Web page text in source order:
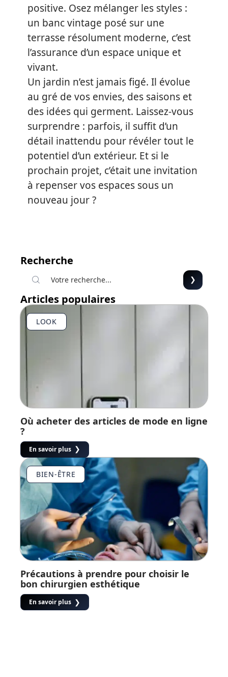
positive. Osez mélanger les styles :
un banc vintage posé sur une
terrasse résolument moderne, c’est
l’assurance d’un espace unique et
vivant.
Un jardin n’est jamais figé. Il évolue
au gré de vos envies, des saisons et
des idées qui germent. Laissez-vous
surprendre : parfois, il suffit d’un
détail inattendu pour révéler tout le
potentiel d’un extérieur. Et si le
prochain projet, c’était une invitation
à repenser vos espaces sous un
nouveau jour ?
Recherche
Articles populaires
LOOK
Où acheter des articles de mode en ligne
?
En savoir plus
BIEN-ÊTRE
Précautions à prendre pour choisir le
bon chirurgien esthétique
En savoir plus